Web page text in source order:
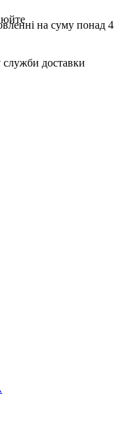
на суму понад 4
служби доставки